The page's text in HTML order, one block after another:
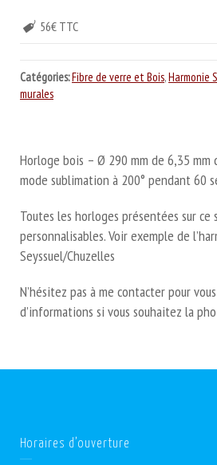
56€ TTC
Catégories:Fibre de verre et Bois,Harmonie
murales
Horloge bois – Ø 290 mm de 6,35 mm
mode sublimation à 200° pendant 60
Toutes les horloges présentées sur
personnalisables. Voir exemple de
Seyssuel/Chuzelles
N’hésitez pas à me contacter pour
d’informations si vous souhaitez la
Horaires d’ouverture